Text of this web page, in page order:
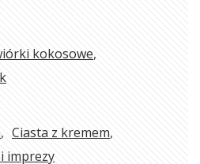
kokosowe
Ciasta z kremem
imprezy